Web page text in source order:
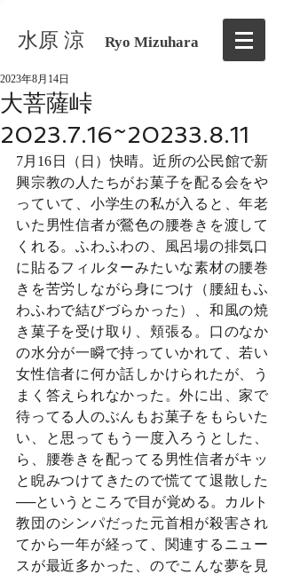
水原 涼 Ryo Mizuhara
大菩薩峠
2023.7.16~20233.8.11
2023年8月14日
7月16日（日）快晴。近所の公民館で新
興宗教の人たちがお菓子を配る会をや
っていて、小学生の私が入ると、年老
いた男性信者が鶯色の腰巻きを渡して
くれる。ふわふわの、風呂場の排気口
に貼るフィルターみたいな素材の腰巻
きを苦労しながら身につけ（腰紐もふ
わふわで結びづらかった）、和風の焼
き菓子を受け取り、頬張る。口のなか
の水分が一瞬で持っていかれて、若い
女性信者に何か話しかけられたが、う
まく答えられなかった。外に出、家で
待ってる人のぶんもお菓子をもらいた
い、と思ってもう一度入ろうとした、
ら、腰巻きを配ってる男性信者がキッ
と睨みつけてきたので慌てて退散した
──というところで目が覚める。カルト
教団のシンパだった元首相が殺害され
てから一年が経って、関連するニュー
スが最近多かった、のでこんな夢を見